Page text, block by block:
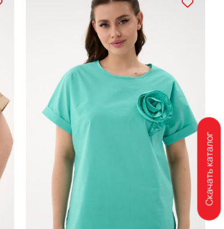
Скачать каталог